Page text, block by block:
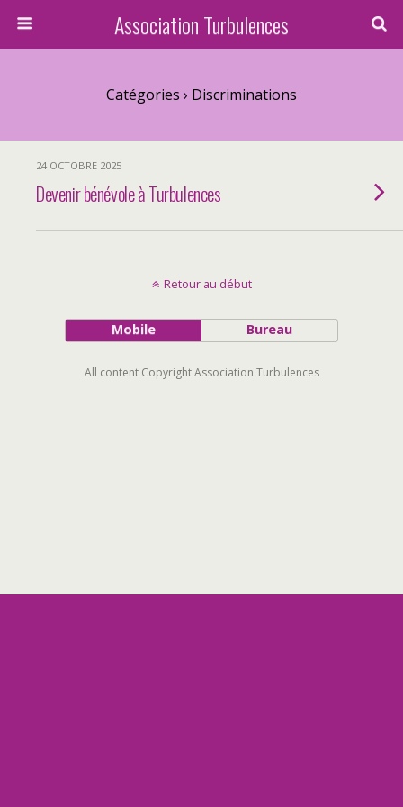
Association Turbulences
Catégories › Discriminations
24 OCTOBRE 2025
Devenir bénévole à Turbulences
Retour au début
Mobile Bureau
All content Copyright Association Turbulences